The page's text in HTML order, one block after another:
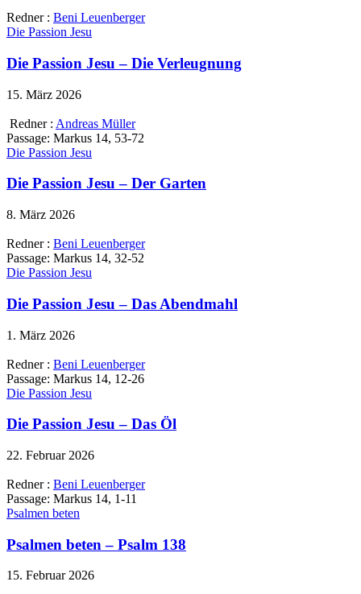
Redner : Beni Leuenberger
Die Passion Jesu
Die Passion Jesu – Die Verleugnung
15. März 2026
Redner : Andreas Müller
Passage: Markus 14, 53-72
Die Passion Jesu
Die Passion Jesu – Der Garten
8. März 2026
Redner : Beni Leuenberger
Passage: Markus 14, 32-52
Die Passion Jesu
Die Passion Jesu – Das Abendmahl
1. März 2026
Redner : Beni Leuenberger
Passage: Markus 14, 12-26
Die Passion Jesu
Die Passion Jesu – Das Öl
22. Februar 2026
Redner : Beni Leuenberger
Passage: Markus 14, 1-11
Psalmen beten
Psalmen beten – Psalm 138
15. Februar 2026